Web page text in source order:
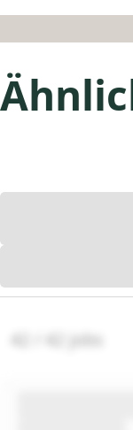
42 / 42 jobs